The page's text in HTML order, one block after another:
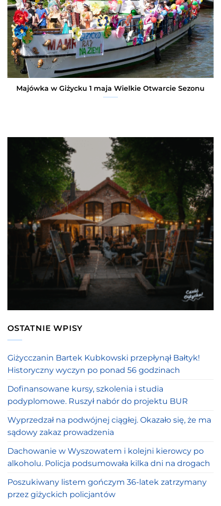
Majówka w Giżycku 1 maja Wielkie Otwarcie Sezonu
OSTATNIE WPISY
Giżycczanin Bartek Kubkowski przepłynął Bałtyk!
Historyczny wyczyn po ponad 56 godzinach
Dofinansowane kursy, szkolenia i studia
podyplomowe. Ruszył nabór do projektu BUR
Wyprzedzał na podwójnej ciągłej. Okazało się, że ma
sądowy zakaz prowadzenia
Dachowanie w Wyszowatem i kolejni kierowcy po
alkoholu. Policja podsumowała kilka dni na drogach
Poszukiwany listem gończym 36-latek zatrzymany
przez giżyckich policjantów